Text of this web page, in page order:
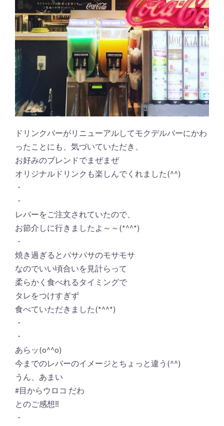
ドリンクバーがリニューアルしてモクデルバーにかわ
ったことにも、気づいていただき、
お好みのブレンドでまぜまぜ
オリジナルドリンクも楽しんでくれました(^^)
・
・
レバーをご注文されていたので、
お節介しに行きましたよ～～(*^^*)
・
焼き過ぎるとパサパサのモサモサ
なのでいい頃合いを見計らって
柔らかく食べれるタイミングで
タレをつけすぎず
食べていただきました(*^^*)
・
・
あらッ(o^^o)
今までのレバーのイメージとちょっと違う(^^)
うん、あまい
#目からウロコ だわ
とのご感想‼︎
・